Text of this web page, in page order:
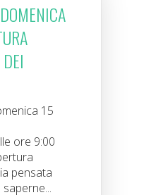
15
ore 9:00
pensata